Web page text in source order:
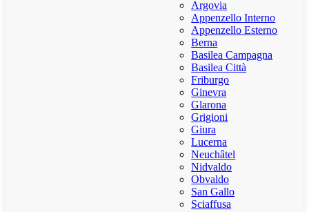
Argovia
Appenzello Interno
Appenzello Esterno
Berna
Basilea Campagna
Basilea Città
Friburgo
Ginevra
Glarona
Grigioni
Giura
Lucerna
Neuchâtel
Nidvaldo
Obvaldo
San Gallo
Sciaffusa